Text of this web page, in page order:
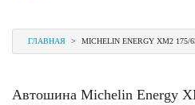
ГЛАВНАЯ > MICHELIN ENERGY XM2 175/
Автошина Michelin Energy